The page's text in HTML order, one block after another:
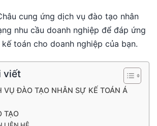
cung ứng dịch vụ đào tạo nhân
nhu cầu doanh nghiệp để đáp ứng
toán cho doanh nghiệp của bạn.
viết
VỤ ĐÀO TẠO NHÂN SỰ KẾ TOÁN Á
TẠO